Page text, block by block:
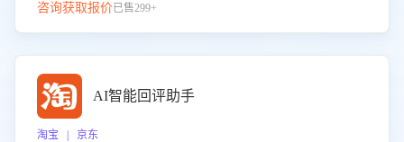
咨询获取报价已售299+
AI智能回评助手
淘宝 | 京东